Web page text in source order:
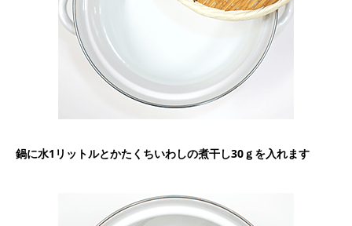
鍋に水1リットルとかたくちいわしの煮干し30ｇを入れます